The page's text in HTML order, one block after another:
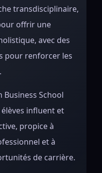
transdisciplinaire,
offrir une
avec des
pour renforcer les
School
influent et
propice à
et à
de carrière.